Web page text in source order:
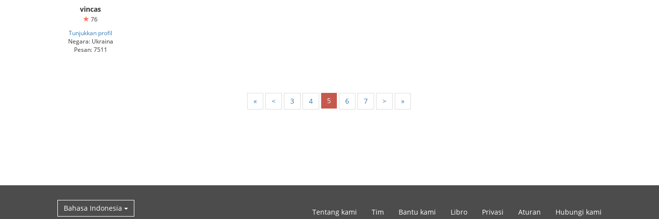
vincas
76
Tunjukkan profil
Negara: Ukraina
Pesan: 7511
« < 3 4 5 6 7 > »
Bahasa Indonesia Tentang kami Tim Bantu kami Libro Privasi Aturan Hubungi kami